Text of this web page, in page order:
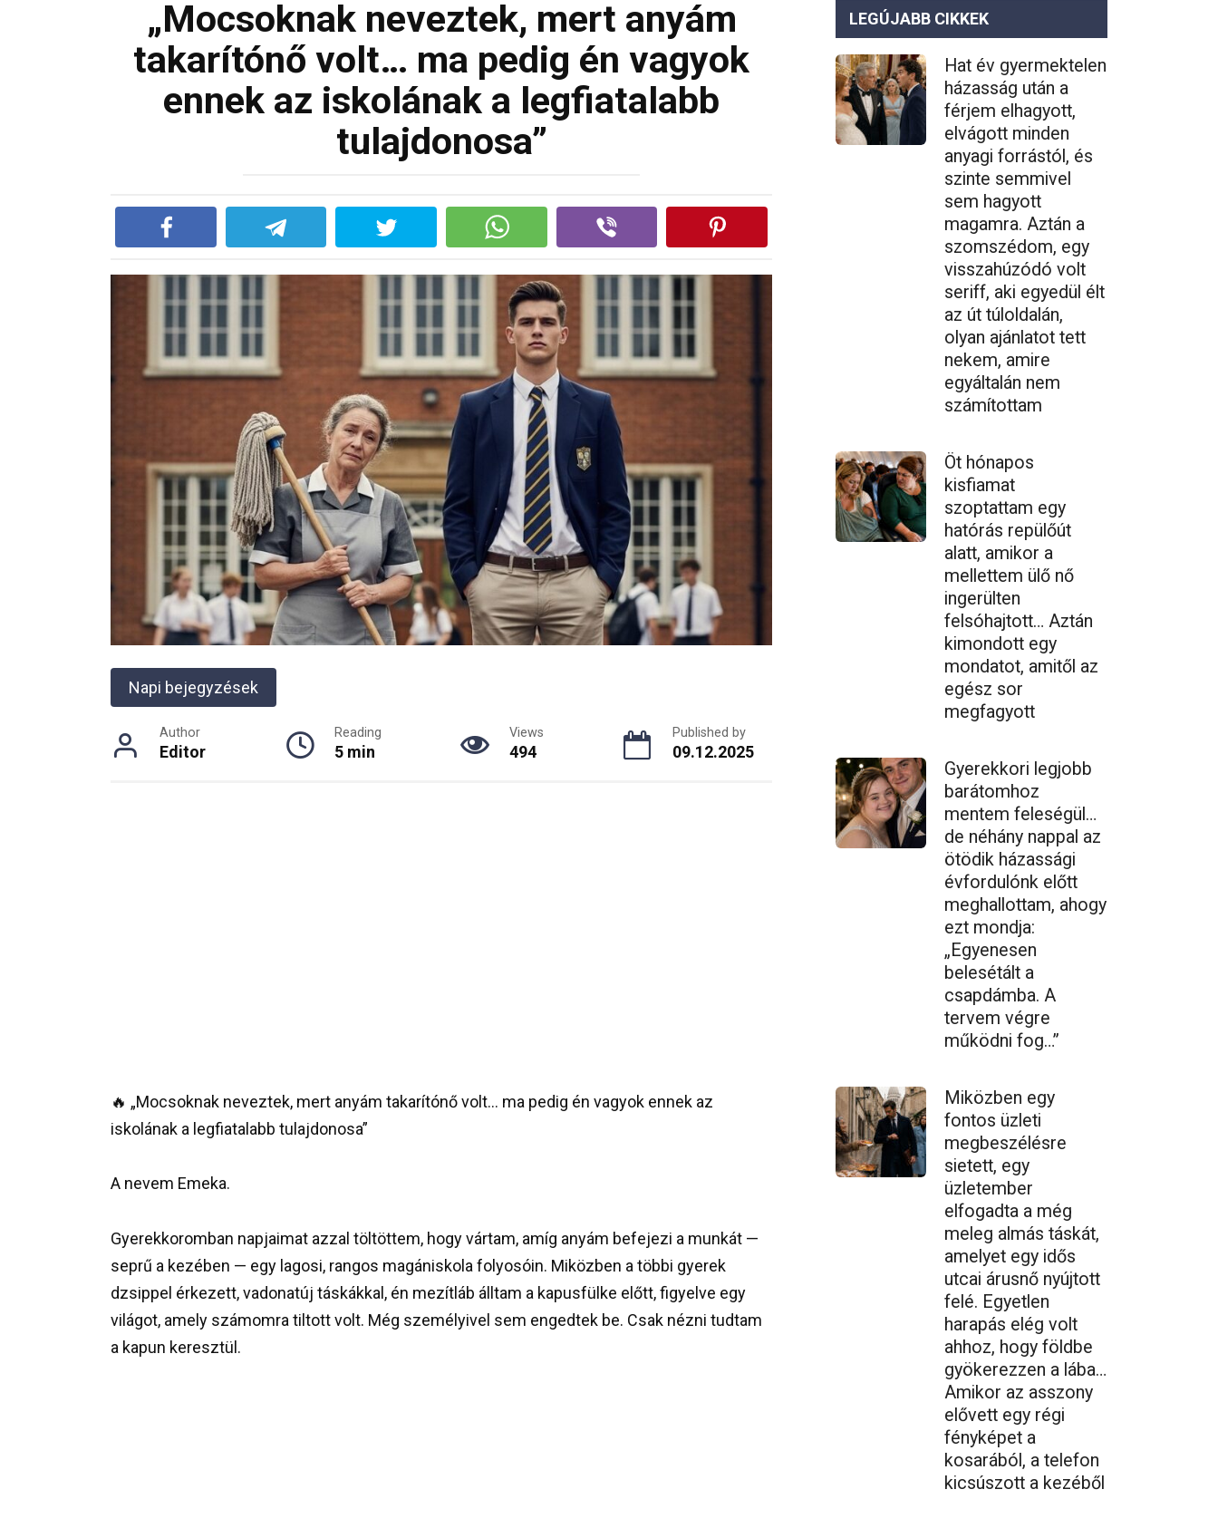
„Mocsoknak neveztek, mert anyám
takarítónő volt… ma pedig én vagyok
ennek az iskolának a legfiatalabb
tulajdonosa”
Napi bejegyzések
Author
Editor
Reading
5 min
Views
494
Published by
09.12.2025
🔥 „Mocsoknak neveztek, mert anyám takarítónő volt… ma pedig én vagyok ennek az
iskolának a legfiatalabb tulajdonosa”
A nevem Emeka.
Gyerekkoromban napjaimat azzal töltöttem, hogy vártam, amíg anyám befejezi a munkát —
seprű a kezében — egy lagosi, rangos magániskola folyosóin. Miközben a többi gyerek
dzsippel érkezett, vadonatúj táskákkal, én mezítláb álltam a kapusfülke előtt, figyelve egy
világot, amely számomra tiltott volt. Még személyivel sem engedtek be. Csak nézni tudtam
a kapun keresztül.
LEGÚJABB CIKKEK
Hat év gyermektelen
házasság után a
férjem elhagyott,
elvágott minden
anyagi forrástól, és
szinte semmivel
sem hagyott
magamra. Aztán a
szomszédom, egy
visszahúzódó volt
seriff, aki egyedül élt
az út túloldalán,
olyan ajánlatot tett
nekem, amire
egyáltalán nem
számítottam
Öt hónapos
kisfiamat
szoptattam egy
hatórás repülőút
alatt, amikor a
mellettem ülő nő
ingerülten
felsóhajtott… Aztán
kimondott egy
mondatot, amitől az
egész sor
megfagyott
Gyerekkori legjobb
barátomhoz
mentem feleségül…
de néhány nappal az
ötödik házassági
évfordulónk előtt
meghallottam, ahogy
ezt mondja:
„Egyenesen
belesétált a
csapdámba. A
tervem végre
működni fog…”
Miközben egy
fontos üzleti
megbeszélésre
sietett, egy
üzletember
elfogadta a még
meleg almás táskát,
amelyet egy idős
utcai árusnő nyújtott
felé. Egyetlen
harapás elég volt
ahhoz, hogy földbe
gyökerezzen a lába…
Amikor az asszony
elővett egy régi
fényképet a
kosarából, a telefon
kicsúszott a kezéből